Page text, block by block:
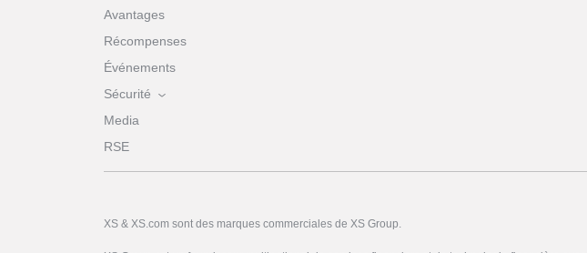
Avantages
Récompenses
Événements
Sécurité
Media
RSE
XS & XS.com sont des marques commerciales de XS Group.